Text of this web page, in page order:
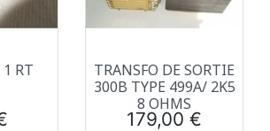
1 RT
TRANSFO DE SORTIE
300B TYPE 499A/ 2K5
8 OHMS
Prix
179,00 €